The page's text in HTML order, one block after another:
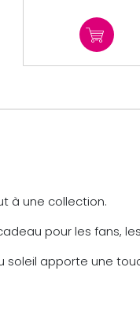
à une collection.
pour les fans,
soleil apporte une